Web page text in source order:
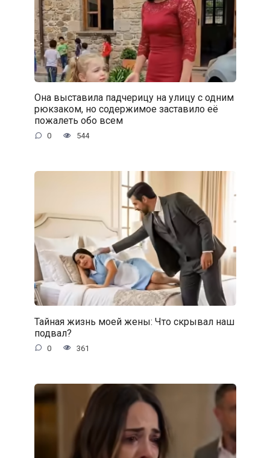
Она выставила падчерицу на улицу с одним
рюкзаком, но содержимое заставило её
пожалеть обо всем
0 544
Тайная жизнь моей жены: Что скрывал наш
подвал?
0 361